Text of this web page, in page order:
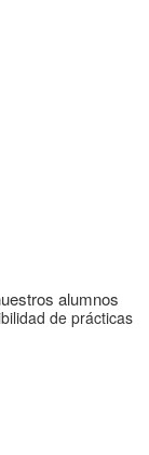
alumnos
de prácticas